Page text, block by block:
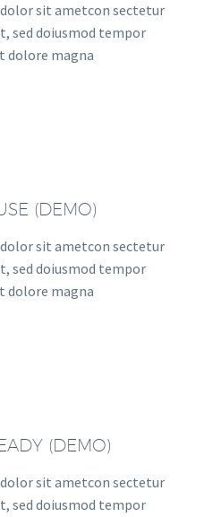
sit ametcon sectetur
sed doiusmod tempor
dolore magna
(DEMO)
sit ametcon sectetur
sed doiusmod tempor
dolore magna
(DEMO)
sit ametcon sectetur
sed doiusmod tempor